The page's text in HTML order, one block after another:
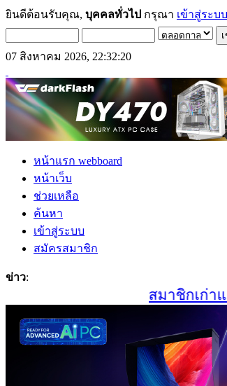
ยินดีต้อนรับคุณ, บุคคลทั่วไป กรุณา เข้าสู่ระบบ
07 สิงหาคม 2026, 22:32:20
หน้าแรก webboard
หน้าเว็บ
ช่วยเหลือ
ค้นหา
เข้าสู่ระบบ
สมัครสมาชิก
ข่าว:
สมาชิกเก่าแ